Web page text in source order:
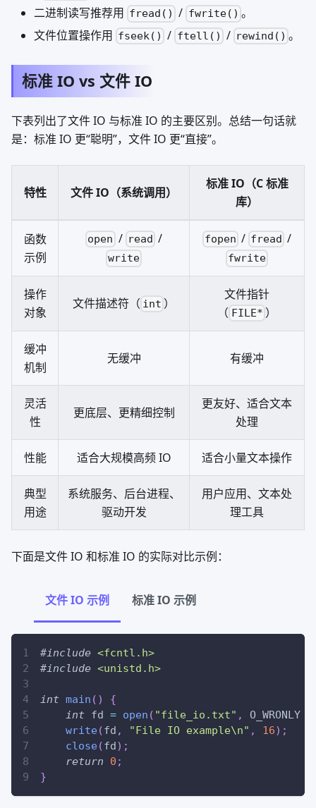
二进制读写推荐用 fread() / fwrite() 。
文件位置操作用 fseek() / ftell() / rewind() 。
标准 IO vs 文件 IO
下表列出了文件 IO 与标准 IO 的主要区别。总结一句话就
是：标准 IO 更“聪明”，文件 IO 更“直接”。
特性 文件 IO（系统调用）
标准 IO（C 标准
库）
函数
示例
open / read /
write
fopen / fread /
fwrite
操作
对象
文件描述符（ int ）
文件指针
（ FILE* ）
缓冲
机制
无缓冲 有缓冲
灵活
性
更底层、更精细控制
更友好、适合文本
处理
性能 适合大规模高频 IO 适合小量文本操作
典型
用途
系统服务、后台进程、
驱动开发
用户应用、文本处
理工具
下面是文件 IO 和标准 IO 的实际对比示例：
文件 IO 示例 标准 IO 示例
#include <fcntl.h>
#include <unistd.h>
int main ( )
{
int fd = open ( "file_io.txt" , O_WRONLY
write(fd , "File IO example\n" , 16) ;
close(fd) ;
return
0 ;
}